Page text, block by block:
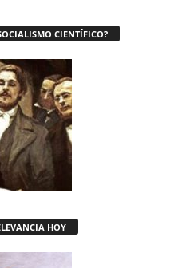
CIENTÍFICO?
HOY